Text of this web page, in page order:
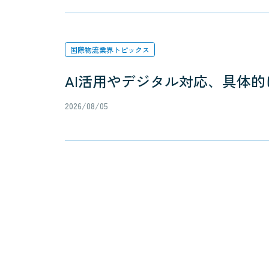
国際物流業界トピックス
AI活用やデジタル対応、具体
2026/08/05